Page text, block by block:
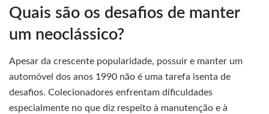
Quais são os desafios de manter
um neoclássico?
Apesar da crescente popularidade, possuir e manter um
automóvel dos anos 1990 não é uma tarefa isenta de
desafios. Colecionadores enfrentam dificuldades
especialmente no que diz respeito à manutenção e à